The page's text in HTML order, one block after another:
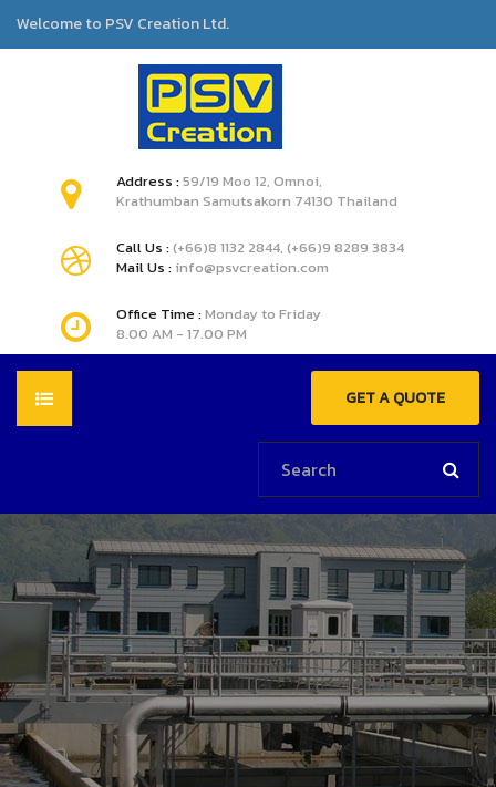
Welcome to PSV Creation Ltd.
Address :59/19 Moo 12, Omnoi,
Krathumban Samutsakorn 74130 Thailand
Call Us :(+66)8 1132 2844, (+66)9 8289 3834
Mail Us : info@psvcreation.com
Office Time :Monday to Friday
8.00 AM - 17.00 PM
เกี่ยวกับเรา
ข่าวสาร
ผลงาน
รายการสินค้า
ยี่ห้อ Saltec
อุปกรณ์ทำข้นตะกอนสลัดจ์
ยี่ห้อ CRI-MAN
ผลงาน
ดาวน์โหลด
GET A QUOTE